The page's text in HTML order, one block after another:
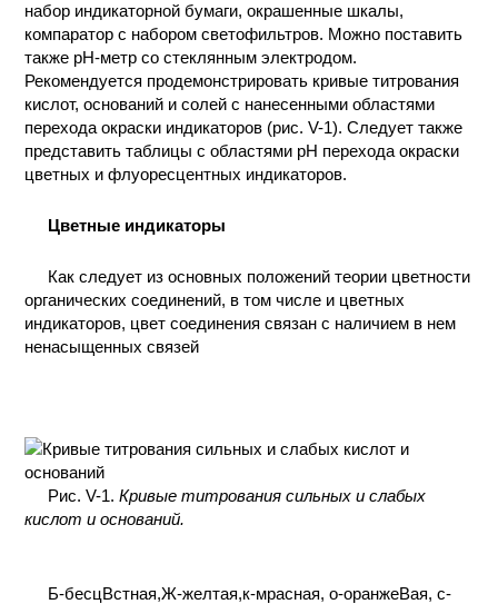
КОНТАКТЫ
набор индикаторной бумаги, окрашенные шкалы,
компаратор с набором светофильтров. Можно поставить
также рН-метр со стеклянным электродом.
Рекомендуется продемонстрировать кривые титрования
кислот, оснований и солей с нанесенными областями
перехода окраски индикаторов (рис. V-1). Следует также
представить таблицы с областями рН перехода окраски
цветных и флуоресцентных индикаторов.
Цветные индикаторы
Как следует из основных положений теории цветности
органических соединений, в том числе и цветных
индикаторов, цвет соединения связан с наличием в нем
ненасыщенных связей
Рис. V-1. Кривые титрования сильных и слабых
кислот и оснований.
Б-бесцВстная,Ж-желтая,к-мрасная, о-оранжеВая, с-